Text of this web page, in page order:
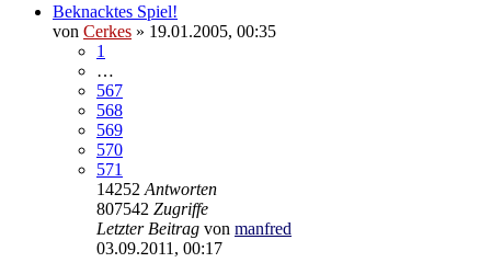
Beknacktes Spiel!
von Cerkes » 19.01.2005, 00:35
1
…
567
568
569
570
571
14252 Antworten
807542 Zugriffe
Letzter Beitrag von manfred
03.09.2011, 00:17